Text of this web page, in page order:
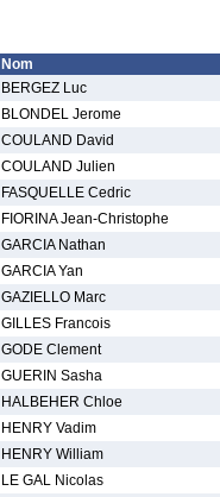
Nom
BERGEZ Luc
BLONDEL Jerome
COULAND David
COULAND Julien
FASQUELLE Cedric
FIORINA Jean-Christophe
GARCIA Nathan
GARCIA Yan
GAZIELLO Marc
GILLES Francois
GODE Clement
GUERIN Sasha
HALBEHER Chloe
HENRY Vadim
HENRY William
LE GAL Nicolas